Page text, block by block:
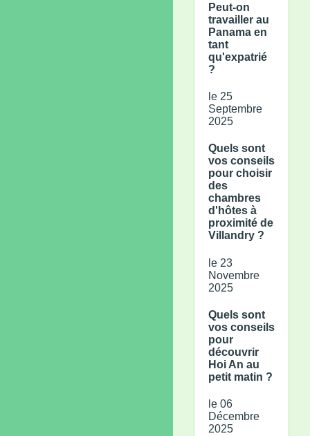
Peut-on
travailler au
Panama en
tant
qu'expatrié
?
le 25
Septembre
2025
Quels sont
vos conseils
pour choisir
des
chambres
d'hôtes à
proximité de
Villandry ?
le 23
Novembre
2025
Quels sont
vos conseils
pour
découvrir
Hoi An au
petit matin ?
le 06
Décembre
2025